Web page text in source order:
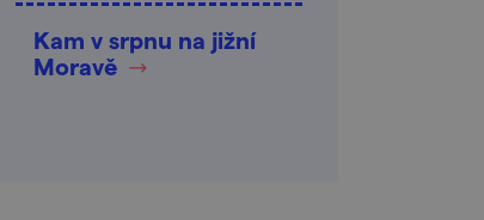
Kam v srpnu na jižní
Moravě